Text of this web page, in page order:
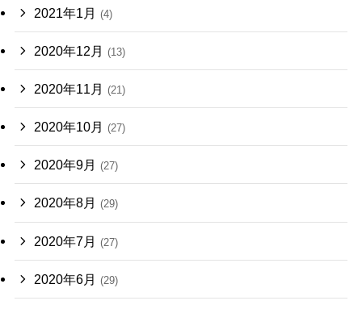
2021年1月 (4)
2020年12月 (13)
2020年11月 (21)
2020年10月 (27)
2020年9月 (27)
2020年8月 (29)
2020年7月 (27)
2020年6月 (29)